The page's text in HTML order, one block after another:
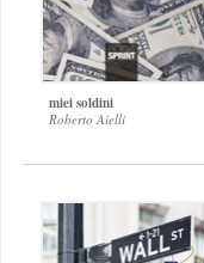
miei soldini
Roberto Aielli